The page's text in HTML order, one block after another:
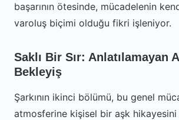
başarının ötesinde, mücadelenin
varoluş biçimi olduğu fikri işleniyor.
Saklı Bir Sır: Anlatılamayan
Bekleyiş
Şarkının ikinci bölümü, bu genel
atmosferine kişisel bir aşk